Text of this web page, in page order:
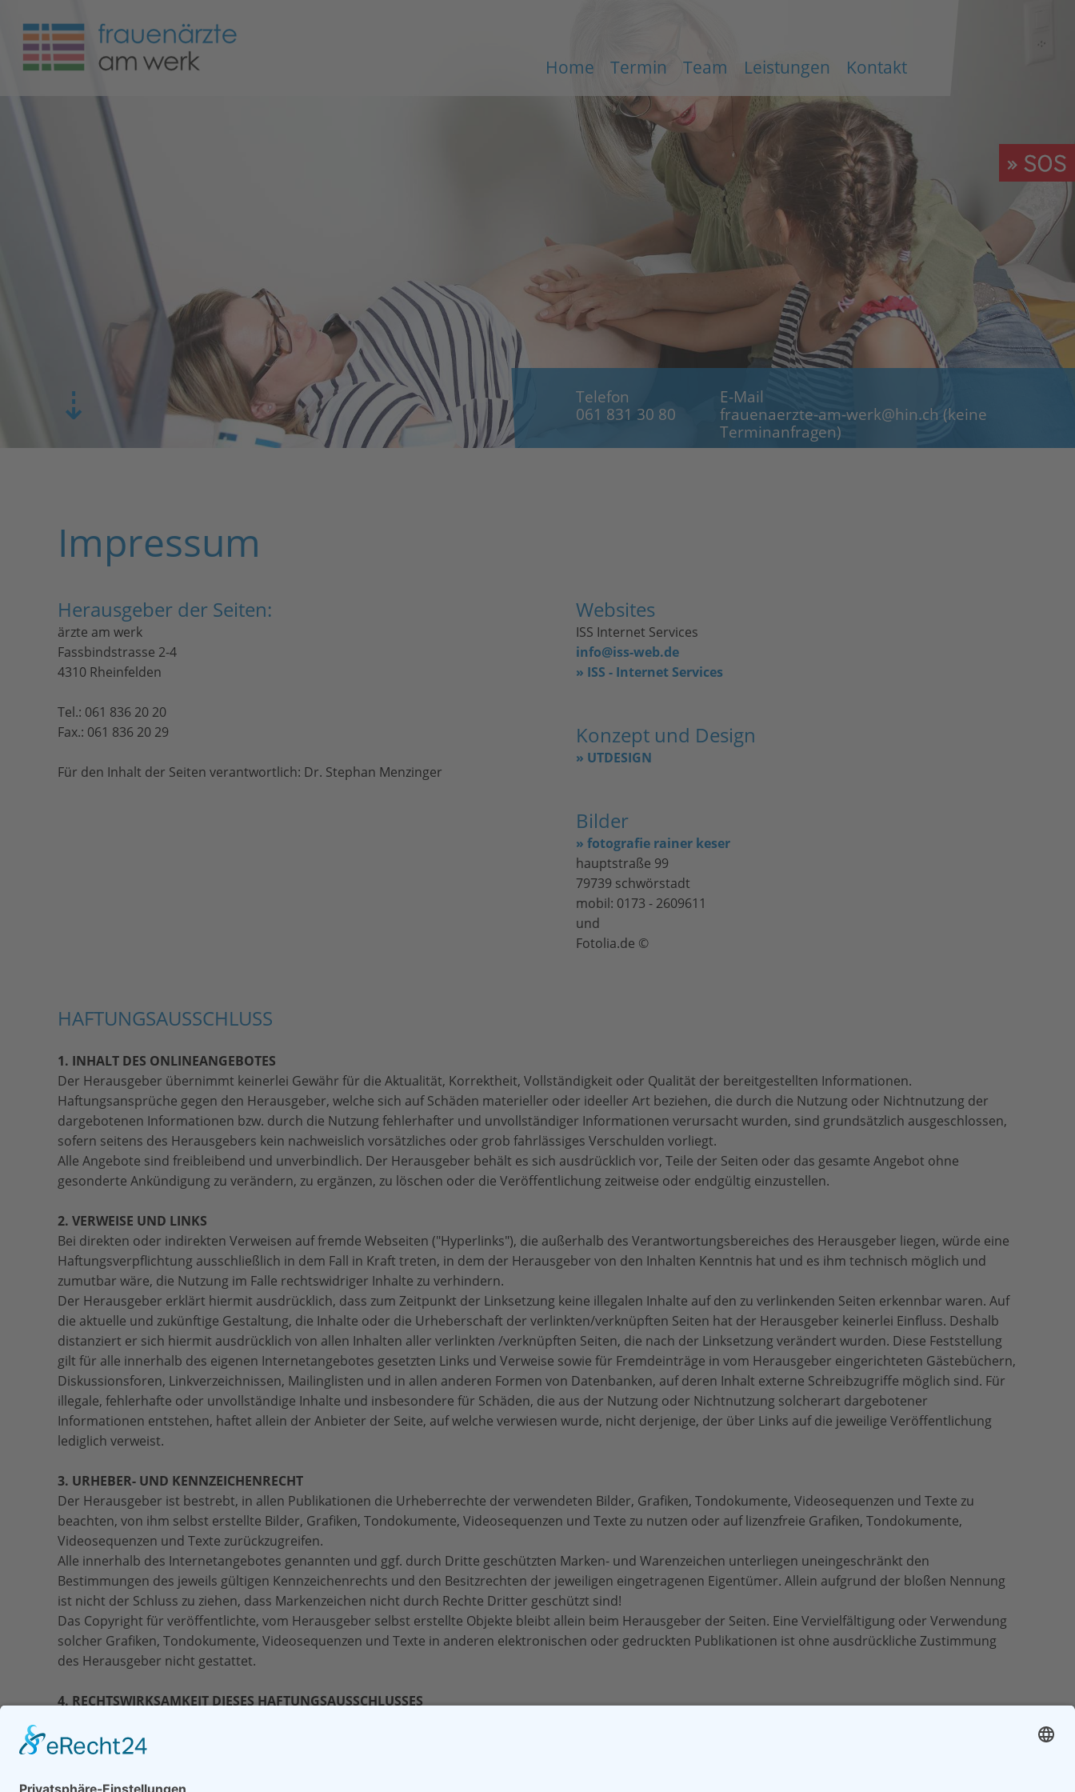
Home Termin Team Leistungen Kontakt
⇣
Telefon
061 831 30 80
E-Mail
frauenaerzte-am-werk@hin.ch (keine
Terminanfragen)
Impressum
Herausgeber der Seiten:
ärzte am werk
Fassbindstrasse 2-4
4310 Rheinfelden
Tel.: 061 836 20 20
Fax.: 061 836 20 29
Für den Inhalt der Seiten verantwortlich: Dr. Stephan Menzinger
Websites
ISS Internet Services
info@iss-web.de
» ISS - Internet Services
Konzept und Design
» UTDESIGN
Bilder
» fotografie rainer keser
hauptstraße 99
79739 schwörstadt
mobil: 0173 - 2609611
und
Fotolia.de ©
HAFTUNGSAUSSCHLUSS
1. INHALT DES ONLINEANGEBOTES
Der Herausgeber übernimmt keinerlei Gewähr für die Aktualität, Korrektheit, Vollständigkeit oder Qualität der bereitgestellten Informationen.
Haftungsansprüche gegen den Herausgeber, welche sich auf Schäden materieller oder ideeller Art beziehen, die durch die Nutzung oder Nichtnutzung der
dargebotenen Informationen bzw. durch die Nutzung fehlerhafter und unvollständiger Informationen verursacht wurden, sind grundsätzlich ausgeschlossen,
sofern seitens des Herausgebers kein nachweislich vorsätzliches oder grob fahrlässiges Verschulden vorliegt.
Alle Angebote sind freibleibend und unverbindlich. Der Herausgeber behält es sich ausdrücklich vor, Teile der Seiten oder das gesamte Angebot ohne
gesonderte Ankündigung zu verändern, zu ergänzen, zu löschen oder die Veröffentlichung zeitweise oder endgültig einzustellen.
2. VERWEISE UND LINKS
Bei direkten oder indirekten Verweisen auf fremde Webseiten ("Hyperlinks"), die außerhalb des Verantwortungsbereiches des Herausgeber liegen, würde eine
Haftungsverpflichtung ausschließlich in dem Fall in Kraft treten, in dem der Herausgeber von den Inhalten Kenntnis hat und es ihm technisch möglich und
zumutbar wäre, die Nutzung im Falle rechtswidriger Inhalte zu verhindern.
Der Herausgeber erklärt hiermit ausdrücklich, dass zum Zeitpunkt der Linksetzung keine illegalen Inhalte auf den zu verlinkenden Seiten erkennbar waren. Auf
die aktuelle und zukünftige Gestaltung, die Inhalte oder die Urheberschaft der verlinkten/verknüpften Seiten hat der Herausgeber keinerlei Einfluss. Deshalb
distanziert er sich hiermit ausdrücklich von allen Inhalten aller verlinkten /verknüpften Seiten, die nach der Linksetzung verändert wurden. Diese Feststellung
gilt für alle innerhalb des eigenen Internetangebotes gesetzten Links und Verweise sowie für Fremdeinträge in vom Herausgeber eingerichteten Gästebüchern,
Diskussionsforen, Linkverzeichnissen, Mailinglisten und in allen anderen Formen von Datenbanken, auf deren Inhalt externe Schreibzugriffe möglich sind. Für
illegale, fehlerhafte oder unvollständige Inhalte und insbesondere für Schäden, die aus der Nutzung oder Nichtnutzung solcherart dargebotener
Informationen entstehen, haftet allein der Anbieter der Seite, auf welche verwiesen wurde, nicht derjenige, der über Links auf die jeweilige Veröffentlichung
lediglich verweist.
3. URHEBER- UND KENNZEICHENRECHT
Der Herausgeber ist bestrebt, in allen Publikationen die Urheberrechte der verwendeten Bilder, Grafiken, Tondokumente, Videosequenzen und Texte zu
beachten, von ihm selbst erstellte Bilder, Grafiken, Tondokumente, Videosequenzen und Texte zu nutzen oder auf lizenzfreie Grafiken, Tondokumente,
Videosequenzen und Texte zurückzugreifen.
Alle innerhalb des Internetangebotes genannten und ggf. durch Dritte geschützten Marken- und Warenzeichen unterliegen uneingeschränkt den
Bestimmungen des jeweils gültigen Kennzeichenrechts und den Besitzrechten der jeweiligen eingetragenen Eigentümer. Allein aufgrund der bloßen Nennung
ist nicht der Schluss zu ziehen, dass Markenzeichen nicht durch Rechte Dritter geschützt sind!
Das Copyright für veröffentlichte, vom Herausgeber selbst erstellte Objekte bleibt allein beim Herausgeber der Seiten. Eine Vervielfältigung oder Verwendung
solcher Grafiken, Tondokumente, Videosequenzen und Texte in anderen elektronischen oder gedruckten Publikationen ist ohne ausdrückliche Zustimmung
des Herausgeber nicht gestattet.
4. RECHTSWIRKSAMKEIT DIESES HAFTUNGSAUSSCHLUSSES
übrigen Teile des Dokumentes in ihrem Inhalt und ihrer Gültigkeit davon unberührt.